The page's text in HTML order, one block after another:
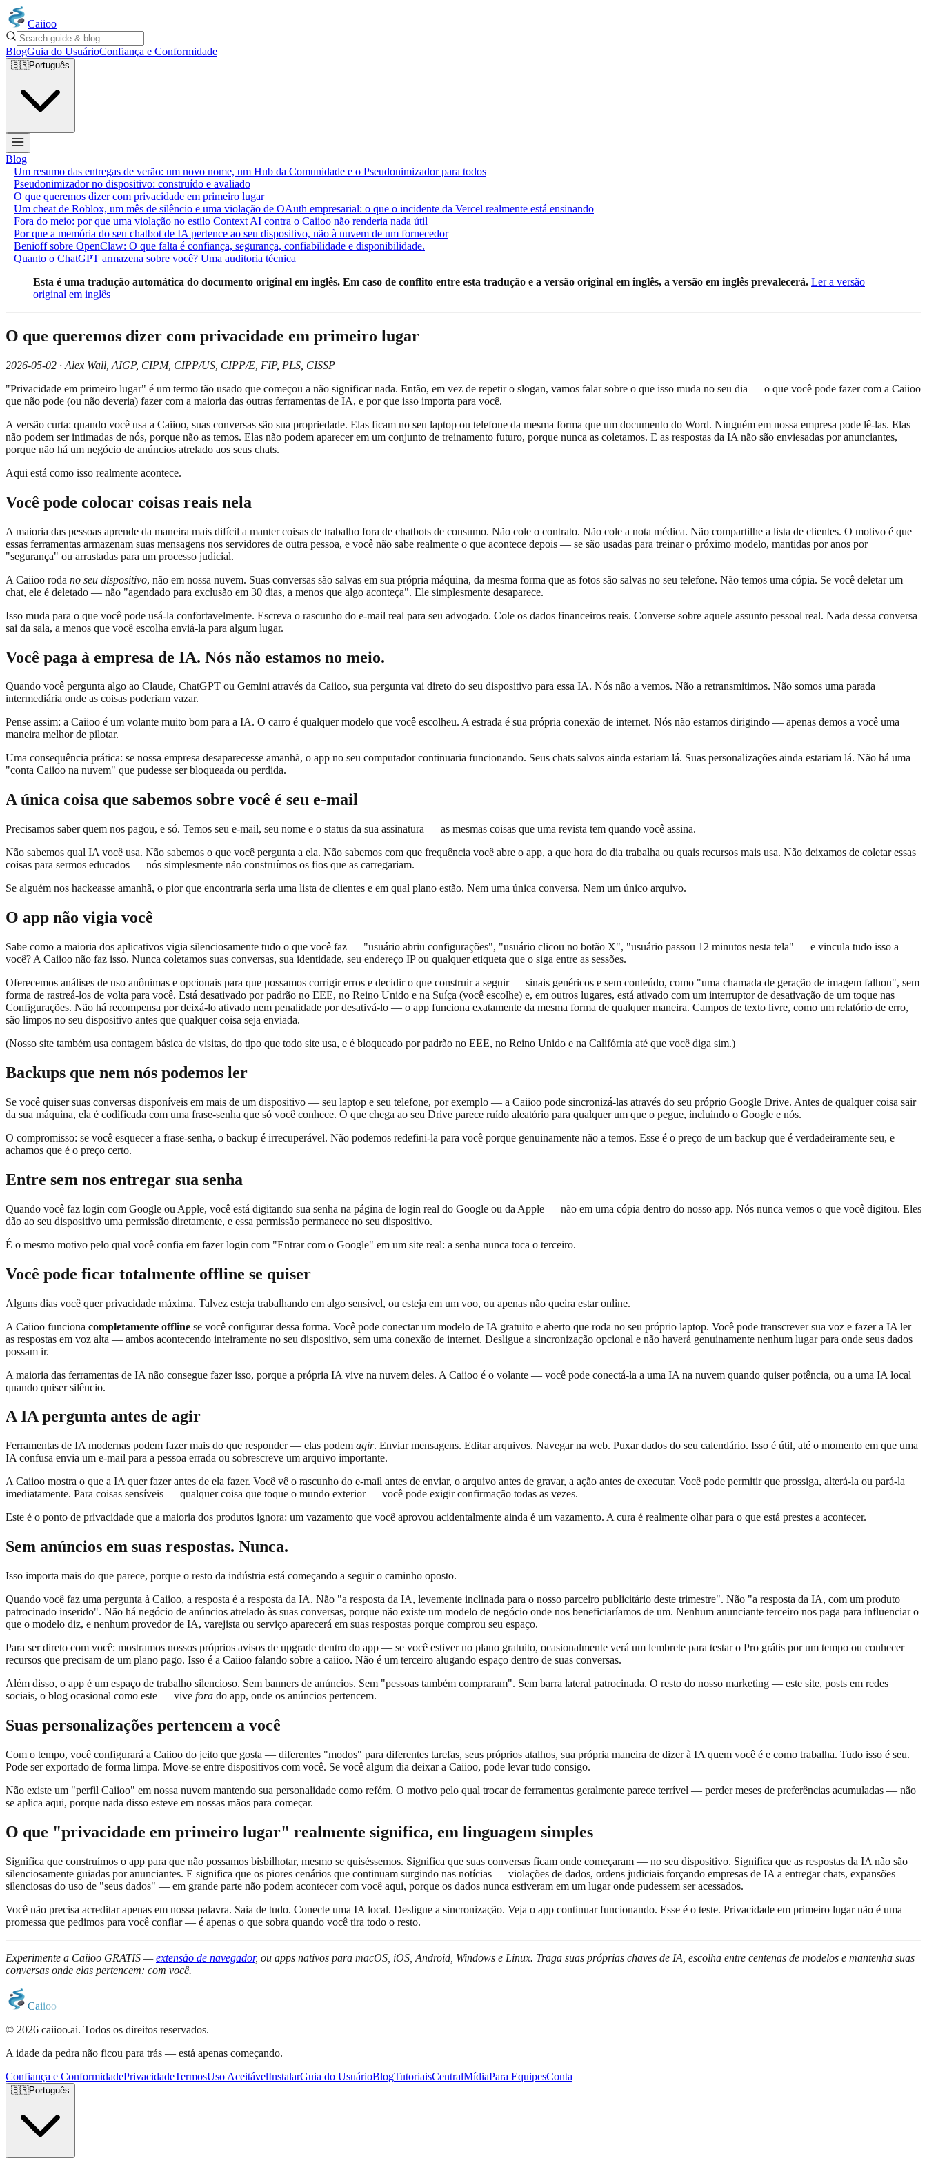
Caiioo
BlogGuia do UsuárioConfiança e Conformidade
🇧🇷Português
Blog
Um resumo das entregas de verão: um novo nome, um Hub da Comunidade e o Pseudonimizador para todos
Pseudonimizador no dispositivo: construído e avaliado
O que queremos dizer com privacidade em primeiro lugar
Um cheat de Roblox, um mês de silêncio e uma violação de OAuth empresarial: o que o incidente da Vercel realmente está ensinando
Fora do meio: por que uma violação no estilo Context AI contra o Caiioo não renderia nada útil
Por que a memória do seu chatbot de IA pertence ao seu dispositivo, não à nuvem de um fornecedor
Benioff sobre OpenClaw: O que falta é confiança, segurança, confiabilidade e disponibilidade.
Quanto o ChatGPT armazena sobre você? Uma auditoria técnica
Esta é uma tradução automática do documento original em inglês. Em caso de conflito entre esta tradução e a versão original em inglês, a versão em inglês prevalecerá. Ler a versão
original em inglês
O que queremos dizer com privacidade em primeiro lugar
2026-05-02 · Alex Wall, AIGP, CIPM, CIPP/US, CIPP/E, FIP, PLS, CISSP
"Privacidade em primeiro lugar" é um termo tão usado que começou a não significar nada. Então, em vez de repetir o slogan, vamos falar sobre o que isso muda no seu dia — o que você pode fazer com a Caiioo
que não pode (ou não deveria) fazer com a maioria das outras ferramentas de IA, e por que isso importa para você.
A versão curta: quando você usa a Caiioo, suas conversas são sua propriedade. Elas ficam no seu laptop ou telefone da mesma forma que um documento do Word. Ninguém em nossa empresa pode lê-las. Elas
não podem ser intimadas de nós, porque não as temos. Elas não podem aparecer em um conjunto de treinamento futuro, porque nunca as coletamos. E as respostas da IA não são enviesadas por anunciantes,
porque não há um negócio de anúncios atrelado aos seus chats.
Aqui está como isso realmente acontece.
Você pode colocar coisas reais nela
A maioria das pessoas aprende da maneira mais difícil a manter coisas de trabalho fora de chatbots de consumo. Não cole o contrato. Não cole a nota médica. Não compartilhe a lista de clientes. O motivo é que
essas ferramentas armazenam suas mensagens nos servidores de outra pessoa, e você não sabe realmente o que acontece depois — se são usadas para treinar o próximo modelo, mantidas por anos por
"segurança" ou arrastadas para um processo judicial.
A Caiioo roda no seu dispositivo, não em nossa nuvem. Suas conversas são salvas em sua própria máquina, da mesma forma que as fotos são salvas no seu telefone. Não temos uma cópia. Se você deletar um
chat, ele é deletado — não "agendado para exclusão em 30 dias, a menos que algo aconteça". Ele simplesmente desaparece.
Isso muda para o que você pode usá-la confortavelmente. Escreva o rascunho do e-mail real para seu advogado. Cole os dados financeiros reais. Converse sobre aquele assunto pessoal real. Nada dessa conversa
sai da sala, a menos que você escolha enviá-la para algum lugar.
Você paga à empresa de IA. Nós não estamos no meio.
Quando você pergunta algo ao Claude, ChatGPT ou Gemini através da Caiioo, sua pergunta vai direto do seu dispositivo para essa IA. Nós não a vemos. Não a retransmitimos. Não somos uma parada
intermediária onde as coisas poderiam vazar.
Pense assim: a Caiioo é um volante muito bom para a IA. O carro é qualquer modelo que você escolheu. A estrada é sua própria conexão de internet. Nós não estamos dirigindo — apenas demos a você uma
maneira melhor de pilotar.
Uma consequência prática: se nossa empresa desaparecesse amanhã, o app no seu computador continuaria funcionando. Seus chats salvos ainda estariam lá. Suas personalizações ainda estariam lá. Não há uma
"conta Caiioo na nuvem" que pudesse ser bloqueada ou perdida.
A única coisa que sabemos sobre você é seu e-mail
Precisamos saber quem nos pagou, e só. Temos seu e-mail, seu nome e o status da sua assinatura — as mesmas coisas que uma revista tem quando você assina.
Não sabemos qual IA você usa. Não sabemos o que você pergunta a ela. Não sabemos com que frequência você abre o app, a que hora do dia trabalha ou quais recursos mais usa. Não deixamos de coletar essas
coisas para sermos educados — nós simplesmente não construímos os fios que as carregariam.
Se alguém nos hackeasse amanhã, o pior que encontraria seria uma lista de clientes e em qual plano estão. Nem uma única conversa. Nem um único arquivo.
O app não vigia você
Sabe como a maioria dos aplicativos vigia silenciosamente tudo o que você faz — "usuário abriu configurações", "usuário clicou no botão X", "usuário passou 12 minutos nesta tela" — e vincula tudo isso a
você? A Caiioo não faz isso. Nunca coletamos suas conversas, sua identidade, seu endereço IP ou qualquer etiqueta que o siga entre as sessões.
Oferecemos análises de uso anônimas e opcionais para que possamos corrigir erros e decidir o que construir a seguir — sinais genéricos e sem conteúdo, como "uma chamada de geração de imagem falhou", sem
forma de rastreá-los de volta para você. Está desativado por padrão no EEE, no Reino Unido e na Suíça (você escolhe) e, em outros lugares, está ativado com um interruptor de desativação de um toque nas
Configurações. Não há recompensa por deixá-lo ativado nem penalidade por desativá-lo — o app funciona exatamente da mesma forma de qualquer maneira. Campos de texto livre, como um relatório de erro,
são limpos no seu dispositivo antes que qualquer coisa seja enviada.
(Nosso site também usa contagem básica de visitas, do tipo que todo site usa, e é bloqueado por padrão no EEE, no Reino Unido e na Califórnia até que você diga sim.)
Backups que nem nós podemos ler
Se você quiser suas conversas disponíveis em mais de um dispositivo — seu laptop e seu telefone, por exemplo — a Caiioo pode sincronizá-las através do seu próprio Google Drive. Antes de qualquer coisa sair
da sua máquina, ela é codificada com uma frase-senha que só você conhece. O que chega ao seu Drive parece ruído aleatório para qualquer um que o pegue, incluindo o Google e nós.
O compromisso: se você esquecer a frase-senha, o backup é irrecuperável. Não podemos redefini-la para você porque genuinamente não a temos. Esse é o preço de um backup que é verdadeiramente seu, e
achamos que é o preço certo.
Entre sem nos entregar sua senha
Quando você faz login com Google ou Apple, você está digitando sua senha na página de login real do Google ou da Apple — não em uma cópia dentro do nosso app. Nós nunca vemos o que você digitou. Eles
dão ao seu dispositivo uma permissão diretamente, e essa permissão permanece no seu dispositivo.
É o mesmo motivo pelo qual você confia em fazer login com "Entrar com o Google" em um site real: a senha nunca toca o terceiro.
Você pode ficar totalmente offline se quiser
Alguns dias você quer privacidade máxima. Talvez esteja trabalhando em algo sensível, ou esteja em um voo, ou apenas não queira estar online.
A Caiioo funciona completamente offline se você configurar dessa forma. Você pode conectar um modelo de IA gratuito e aberto que roda no seu próprio laptop. Você pode transcrever sua voz e fazer a IA ler
as respostas em voz alta — ambos acontecendo inteiramente no seu dispositivo, sem uma conexão de internet. Desligue a sincronização opcional e não haverá genuinamente nenhum lugar para onde seus dados
possam ir.
A maioria das ferramentas de IA não consegue fazer isso, porque a própria IA vive na nuvem deles. A Caiioo é o volante — você pode conectá-la a uma IA na nuvem quando quiser potência, ou a uma IA local
quando quiser silêncio.
A IA pergunta antes de agir
Ferramentas de IA modernas podem fazer mais do que responder — elas podem agir. Enviar mensagens. Editar arquivos. Navegar na web. Puxar dados do seu calendário. Isso é útil, até o momento em que uma
IA confusa envia um e-mail para a pessoa errada ou sobrescreve um arquivo importante.
A Caiioo mostra o que a IA quer fazer antes de ela fazer. Você vê o rascunho do e-mail antes de enviar, o arquivo antes de gravar, a ação antes de executar. Você pode permitir que prossiga, alterá-la ou pará-la
imediatamente. Para coisas sensíveis — qualquer coisa que toque o mundo exterior — você pode exigir confirmação todas as vezes.
Este é o ponto de privacidade que a maioria dos produtos ignora: um vazamento que você aprovou acidentalmente ainda é um vazamento. A cura é realmente olhar para o que está prestes a acontecer.
Sem anúncios em suas respostas. Nunca.
Isso importa mais do que parece, porque o resto da indústria está começando a seguir o caminho oposto.
Quando você faz uma pergunta à Caiioo, a resposta é a resposta da IA. Não "a resposta da IA, levemente inclinada para o nosso parceiro publicitário deste trimestre". Não "a resposta da IA, com um produto
patrocinado inserido". Não há negócio de anúncios atrelado às suas conversas, porque não existe um modelo de negócio onde nos beneficiaríamos de um. Nenhum anunciante terceiro nos paga para influenciar o
que o modelo diz, e nenhum provedor de IA, varejista ou serviço aparecerá em suas respostas porque comprou seu espaço.
Para ser direto com você: mostramos nossos próprios avisos de upgrade dentro do app — se você estiver no plano gratuito, ocasionalmente verá um lembrete para testar o Pro grátis por um tempo ou conhecer
recursos que precisam de um plano pago. Isso é a Caiioo falando sobre a caiioo. Não é um terceiro alugando espaço dentro de suas conversas.
Além disso, o app é um espaço de trabalho silencioso. Sem banners de anúncios. Sem "pessoas também compraram". Sem barra lateral patrocinada. O resto do nosso marketing — este site, posts em redes
sociais, o blog ocasional como este — vive fora do app, onde os anúncios pertencem.
Suas personalizações pertencem a você
Com o tempo, você configurará a Caiioo do jeito que gosta — diferentes "modos" para diferentes tarefas, seus próprios atalhos, sua própria maneira de dizer à IA quem você é e como trabalha. Tudo isso é seu.
Pode ser exportado de forma limpa. Move-se entre dispositivos com você. Se você algum dia deixar a Caiioo, pode levar tudo consigo.
Não existe um "perfil Caiioo" em nossa nuvem mantendo sua personalidade como refém. O motivo pelo qual trocar de ferramentas geralmente parece terrível — perder meses de preferências acumuladas — não
se aplica aqui, porque nada disso esteve em nossas mãos para começar.
O que "privacidade em primeiro lugar" realmente significa, em linguagem simples
Significa que construímos o app para que não possamos bisbilhotar, mesmo se quiséssemos. Significa que suas conversas ficam onde começaram — no seu dispositivo. Significa que as respostas da IA não são
silenciosamente guiadas por anunciantes. E significa que os piores cenários que continuam surgindo nas notícias — violações de dados, ordens judiciais forçando empresas de IA a entregar chats, expansões
silenciosas do uso de "seus dados" — em grande parte não podem acontecer com você aqui, porque os dados nunca estiveram em um lugar onde pudessem ser acessados.
Você não precisa acreditar apenas em nossa palavra. Saia de tudo. Conecte uma IA local. Desligue a sincronização. Veja o app continuar funcionando. Esse é o teste. Privacidade em primeiro lugar não é uma
promessa que pedimos para você confiar — é apenas o que sobra quando você tira todo o resto.
Experimente a Caiioo GRATIS —extensão de navegador, ou apps nativos para macOS, iOS, Android, Windows e Linux. Traga suas próprias chaves de IA, escolha entre centenas de modelos e mantenha suas
conversas onde elas pertencem: com você.
Caiioo
© 2026 caiioo.ai. Todos os direitos reservados.
A idade da pedra não ficou para trás — está apenas começando.
Confiança e ConformidadePrivacidadeTermosUso AceitávelInstalarGuia do UsuárioBlogTutoriaisCentralMídiaPara EquipesConta
🇧🇷Português